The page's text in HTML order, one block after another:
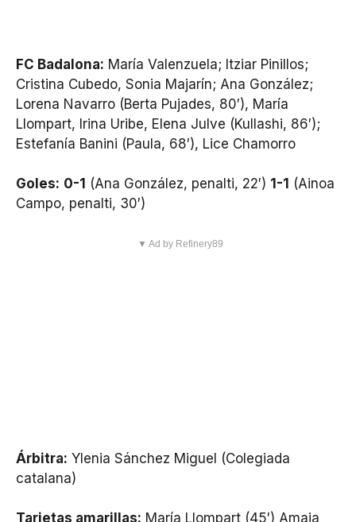
FC Badalona: María Valenzuela; Itziar Pinillos;
Cristina Cubedo, Sonia Majarín; Ana González;
Lorena Navarro (Berta Pujades, 80′), María
Llompart, Irina Uribe, Elena Julve (Kullashi, 86′);
Estefanía Banini (Paula, 68′), Lice Chamorro
Goles: 0-1 (Ana González, penalti, 22′) 1-1 (Ainoa
Campo, penalti, 30′)
▼ Ad by Refinery89
Árbitra: Ylenia Sánchez Miguel (Colegiada
catalana)
Tarjetas amarillas: María Llompart (45′) Amaia